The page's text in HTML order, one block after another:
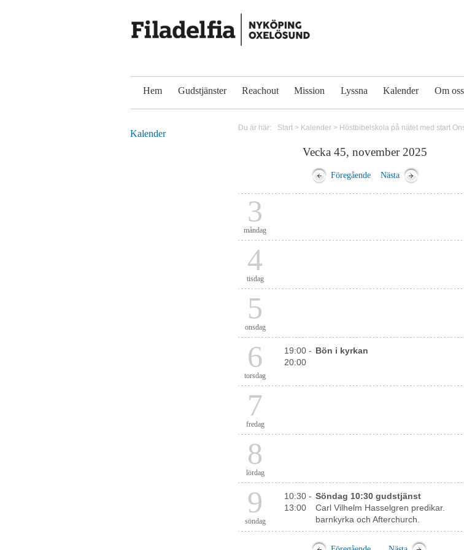
Hem Gudstjänster Reachout Mission Lyssna Kalender Om oss
Kalender Du är här: Start > Kalender > Höstbibelskola på nätet med start
Vecka 45, november 2025
Föregående Nästa
3
måndag
4
tisdag
5
onsdag
6
torsdag
19:00 -
20:00
Bön i kyrkan
7
fredag
8
lördag
9
söndag
10:30 -
13:00
Söndag 10:30 gudstjänst
Carl Vilhelm Hasselgren predikar.
barnkyrka och Afterchurch.